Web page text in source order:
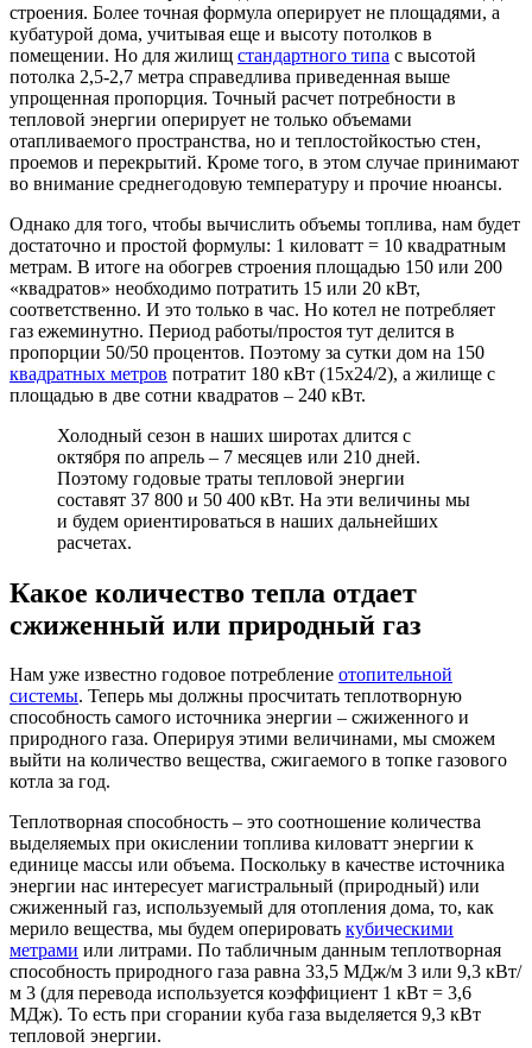
строения. Более точная формула оперирует не площадями, а
кубатурой дома, учитывая еще и высоту потолков в
помещении. Но для жилищ стандартного типа с высотой
потолка 2,5-2,7 метра справедлива приведенная выше
упрощенная пропорция. Точный расчет потребности в
тепловой энергии оперирует не только объемами
отапливаемого пространства, но и теплостойкостью стен,
проемов и перекрытий. Кроме того, в этом случае принимают
во внимание среднегодовую температуру и прочие нюансы.
Однако для того, чтобы вычислить объемы топлива, нам будет
достаточно и простой формулы: 1 киловатт = 10 квадратным
метрам. В итоге на обогрев строения площадью 150 или 200
«квадратов» необходимо потратить 15 или 20 кВт,
соответственно. И это только в час. Но котел не потребляет
газ ежеминутно. Период работы/простоя тут делится в
пропорции 50/50 процентов. Поэтому за сутки дом на 150
квадратных метров потратит 180 кВт (15х24/2), а жилище с
площадью в две сотни квадратов – 240 кВт.
Холодный сезон в наших широтах длится с
октября по апрель – 7 месяцев или 210 дней.
Поэтому годовые траты тепловой энергии
составят 37 800 и 50 400 кВт. На эти величины мы
и будем ориентироваться в наших дальнейших
расчетах.
Какое количество тепла отдает
сжиженный или природный газ
Нам уже известно годовое потребление отопительной
системы. Теперь мы должны просчитать теплотворную
способность самого источника энергии – сжиженного и
природного газа. Оперируя этими величинами, мы сможем
выйти на количество вещества, сжигаемого в топке газового
котла за год.
Теплотворная способность – это соотношение количества
выделяемых при окислении топлива киловатт энергии к
единице массы или объема. Поскольку в качестве источника
энергии нас интересует магистральный (природный) или
сжиженный газ, используемый для отопления дома, то, как
мерило вещества, мы будем оперировать кубическими
метрами или литрами. По табличным данным теплотворная
способность природного газа равна 33,5 МДж/м 3 или 9,3 кВт/
м 3 (для перевода используется коэффициент 1 кВт = 3,6
МДж). То есть при сгорании куба газа выделяется 9,3 кВт
тепловой энергии.